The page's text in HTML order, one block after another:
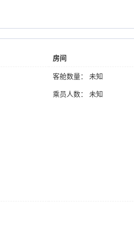
房间
客舱数量： 未知
乘员人数： 未知